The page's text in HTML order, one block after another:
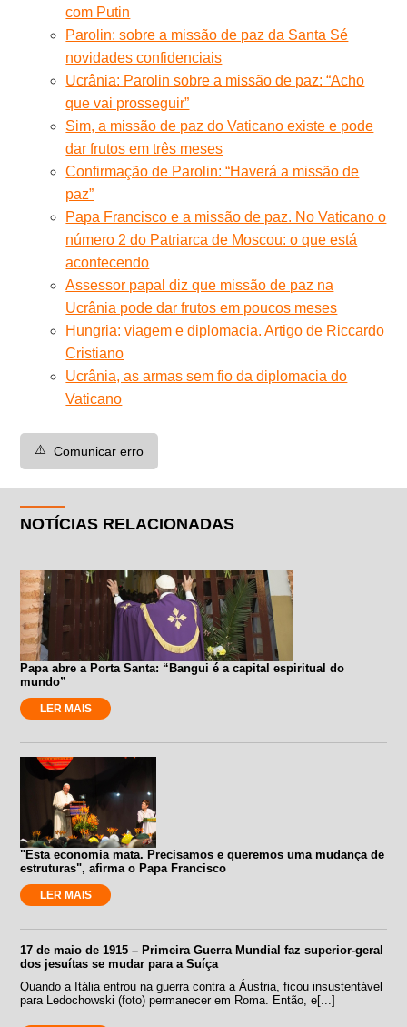
com Putin
Parolin: sobre a missão de paz da Santa Sé
novidades confidenciais
Ucrânia: Parolin sobre a missão de paz: “Acho
que vai prosseguir”
Sim, a missão de paz do Vaticano existe e pode
dar frutos em três meses
Confirmação de Parolin: “Haverá a missão de
paz”
Papa Francisco e a missão de paz. No Vaticano o
número 2 do Patriarca de Moscou: o que está
acontecendo
Assessor papal diz que missão de paz na
Ucrânia pode dar frutos em poucos meses
Hungria: viagem e diplomacia. Artigo de Riccardo
Cristiano
Ucrânia, as armas sem fio da diplomacia do
Vaticano
⚠️ Comunicar erro
NOTÍCIAS RELACIONADAS
Papa abre a Porta Santa: “Bangui é a capital espiritual do
mundo”
LER MAIS
"Esta economia mata. Precisamos e queremos uma mudança de
estruturas", afirma o Papa Francisco
LER MAIS
17 de maio de 1915 – Primeira Guerra Mundial faz superior-geral
dos jesuítas se mudar para a Suíça
Quando a Itália entrou na guerra contra a Áustria, ficou insustentável
para Ledochowski (foto) permanecer em Roma. Então, e[...]